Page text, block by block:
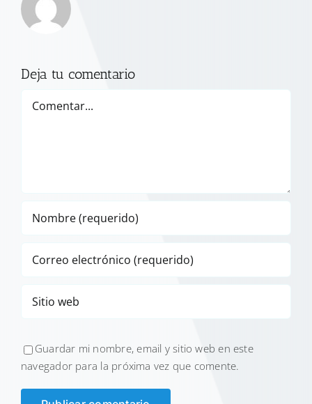
Deja tu comentario
Guardar mi nombre, email y sitio web en este
navegador para la próxima vez que comente.